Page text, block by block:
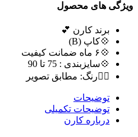
ویژگی های محصول
برند کارن 💕
💠کاپ (B)
💠۶ ماه ضمانت کیفیت
💠سایزبندی : 75 تا 90
🏳️‍🌈رنگ: مطابق تصویر
توضیحات
توضیحات تکمیلی
درباره کارن